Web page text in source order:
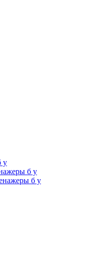
у
б у
б у